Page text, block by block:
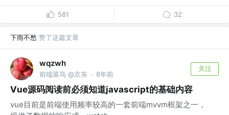
581 32
下雨不愁 赞了这篇文章
wqzwh
前端菜鸟 @京东 · 8年前
关注
Vue源码阅读前必须知道javascript的基础内容
vue目前是前端使用频率较高的一套前端mvvm框架之一，